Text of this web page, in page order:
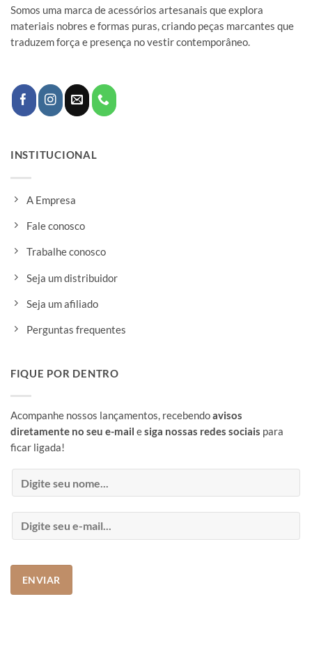
Somos uma marca de acessórios artesanais que explora
materiais nobres e formas puras, criando peças marcantes que
traduzem força e presença no vestir contemporâneo.
INSTITUCIONAL
A Empresa
Fale conosco
Trabalhe conosco
Seja um distribuidor
Seja um afiliado
Perguntas frequentes
FIQUE POR DENTRO
Acompanhe nossos lançamentos, recebendoavisos
diretamente no seu e-mail esiga nossas redes sociais para
ficar ligada!